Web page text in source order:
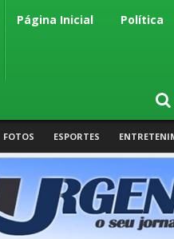
Página Inicial Política
FOTOS ESPORTES